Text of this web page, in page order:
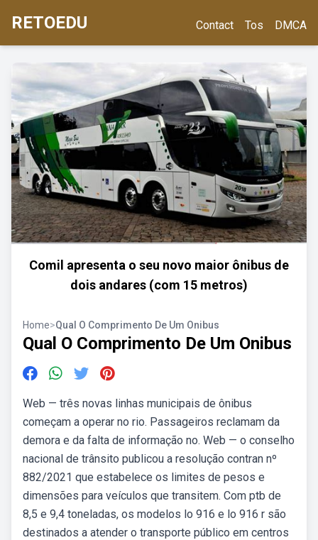
RETOEDU Contact Tos DMCA
Comil apresenta o seu novo maior ônibus de
dois andares (com 15 metros)
Home>Qual O Comprimento De Um Onibus
Qual O Comprimento De Um Onibus
Web — três novas linhas municipais de ônibus
começam a operar no rio. Passageiros reclamam da
demora e da falta de informação no. Web — o conselho
nacional de trânsito publicou a resolução contran nº
882/2021 que estabelece os limites de pesos e
dimensões para veículos que transitem. Com ptb de
8,5 e 9,4 toneladas, os modelos lo 916 e lo 916 r são
destinados a atender o transporte público em centros